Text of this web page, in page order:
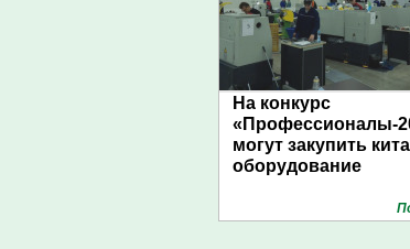
На конкурс
«Профессионалы-
могут закупить
оборудование